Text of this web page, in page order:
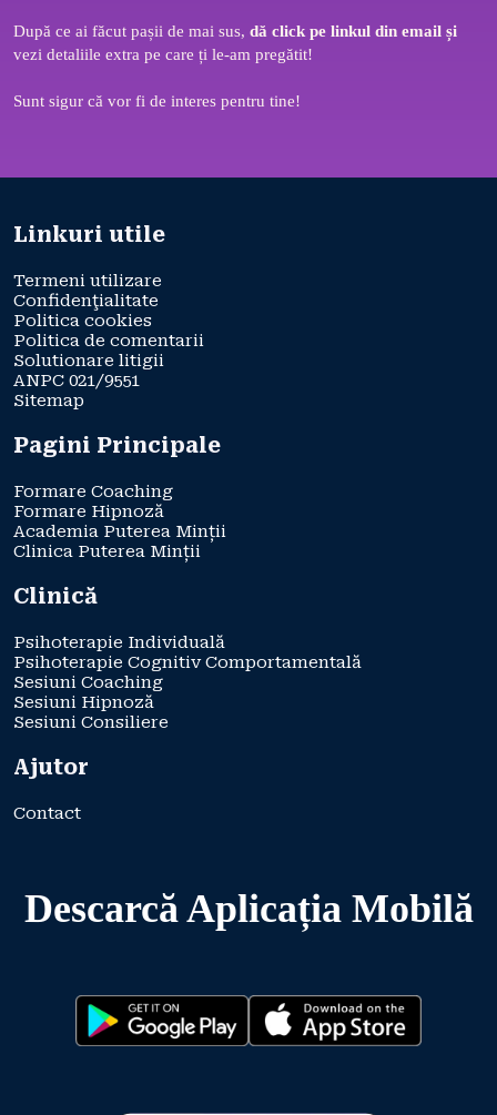
După ce ai făcut pașii de mai sus, dă click pe linkul din email și
vezi detaliile extra pe care ți le-am pregătit!
Sunt sigur că vor fi de interes pentru tine!
Linkuri utile
Termeni utilizare
Confidenţialitate
Politica cookies
Politica de comentarii
Solutionare litigii
ANPC 021/9551
Sitemap
Pagini Principale
Formare Coaching
Formare Hipnoză
Academia Puterea Minții
Clinica Puterea Minții
Clinică
Psihoterapie Individuală
Psihoterapie Cognitiv Comportamentală
Sesiuni Coaching
Sesiuni Hipnoză
Sesiuni Consiliere
Ajutor
Contact
Descarcă Aplicația Mobilă